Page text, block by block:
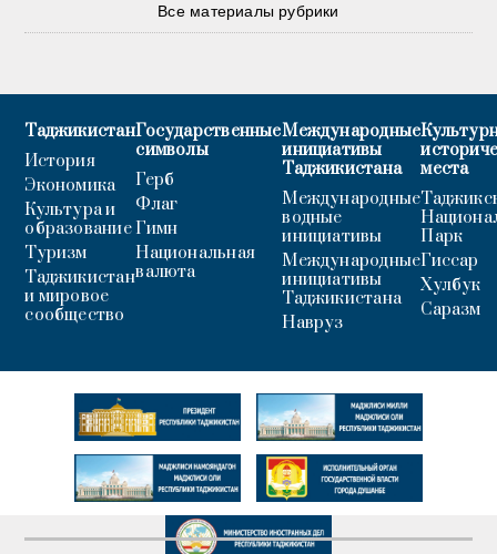
Все материалы рубрики
Таджикистан
История
Экономика
Культура и
образование
Туризм
Таджикистан
и мировое
сообщество
Государственные
символы
Герб
Флаг
Гимн
Национальная
валюта
Международные
инициативы
Таджикистана
Международные
водные
инициативы
Международные
инициативы
Таджикистана
Навруз
места
Парк
Гиссар
Хулбук
Саразм